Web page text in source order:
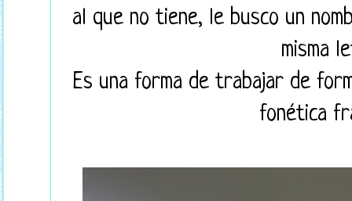
al que no tiene, le busco un
misma
Es una forma de trabajar de
fonética